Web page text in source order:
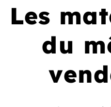
Les
du